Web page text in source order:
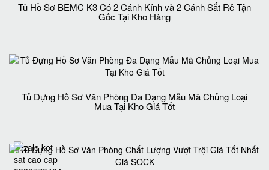
Tủ Hồ Sơ BEMC K3 Có 2 Cánh Kính và 2 Cánh Sắt Rẻ Tận
Gốc Tại Kho Hàng
Tủ Đựng Hồ Sơ Văn Phòng Đa Dạng Mẫu Mã Chủng Loại
Mua Tại Kho Giá Tốt